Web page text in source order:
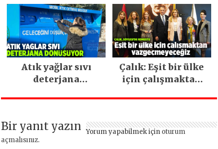
ara vermeden
devam ediyor
Atık yağlar sıvı
deterjana
Çalık: Eşit bir ülke
için çalışmaktan
Bir yanıt yazın Yorum yapabilmek için oturum
açmalısınız.